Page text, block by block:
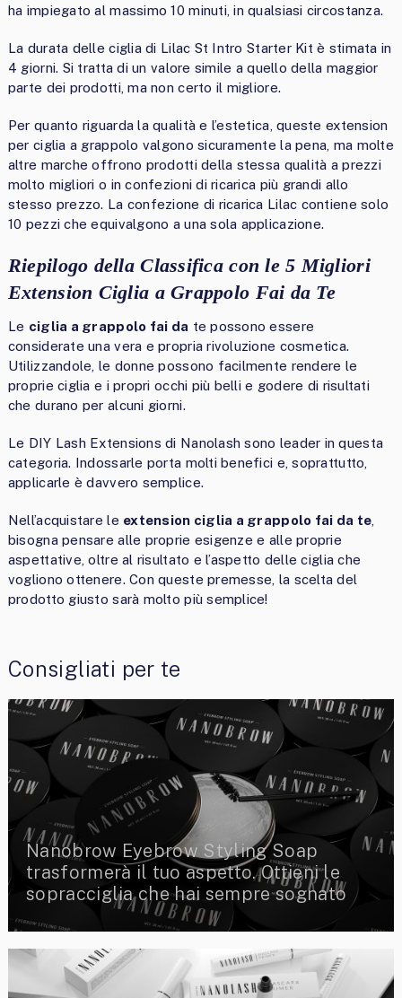
ha impiegato al massimo 10 minuti, in qualsiasi circostanza.
La durata delle ciglia di Lilac St Intro Starter Kit è stimata in
4 giorni. Si tratta di un valore simile a quello della maggior
parte dei prodotti, ma non certo il migliore.
Per quanto riguarda la qualità e l’estetica, queste extension
per ciglia a grappolo valgono sicuramente la pena, ma molte
altre marche offrono prodotti della stessa qualità a prezzi
molto migliori o in confezioni di ricarica più grandi allo
stesso prezzo. La confezione di ricarica Lilac contiene solo
10 pezzi che equivalgono a una sola applicazione.
Riepilogo della Classifica con le 5 Migliori
Extension Ciglia a Grappolo Fai da Te
Le ciglia a grappolo fai da te possono essere
considerate una vera e propria rivoluzione cosmetica.
Utilizzandole, le donne possono facilmente rendere le
proprie ciglia e i propri occhi più belli e godere di risultati
che durano per alcuni giorni.
Le DIY Lash Extensions di Nanolash sono leader in questa
categoria. Indossarle porta molti benefici e, soprattutto,
applicarle è davvero semplice.
Nell’acquistare le extension ciglia a grappolo fai da te,
bisogna pensare alle proprie esigenze e alle proprie
aspettative, oltre al risultato e l’aspetto delle ciglia che
vogliono ottenere. Con queste premesse, la scelta del
prodotto giusto sarà molto più semplice!
Consigliati per te
Nanobrow Eyebrow Styling Soap
trasformerà il tuo aspetto. Ottieni le
sopracciglia che hai sempre sognato